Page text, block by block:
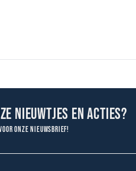
nieuwtjes en acties?
onze nieuwsbrief!